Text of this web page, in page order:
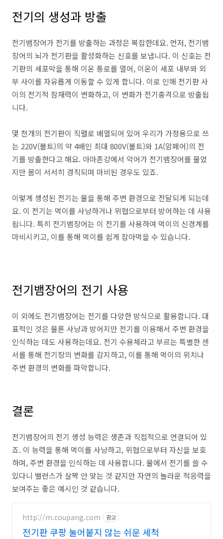
전기의 생성과 방출
전기뱀장어가 전기를 방출하는 과정은 복잡한데요. 먼저, 전기뱀
장어의 뇌가 전기판을 활성화하는 신호를 보냅니다. 이 신호는 전
기판의 세포막을 통해 이온 통로를 열어, 이온이 세포 내부와 외
부 사이를 자유롭게 이동할 수 있게 합니다. 이로 인해 전기판 사
이의 전기적 잠재력이 변화하고, 이 변화가 전기충격으로 방출됩
니다.
몇 천개의 전기판이 직렬로 배열되어 있어 우리가 가정용으로 쓰
는 220V(볼트)의 약 4배인 최대 800V(볼트)와 1A(암페어)의 전
기를 방출한다고 해요. 아마존강에서 악어가 전기뱀장어를 물었
지만 몸이 서서히 경직되며 마비된 경우도 있죠.
이렇게 생성된 전기는 물을 통해 주변 환경으로 전달되게 되는데
요. 이 전기는 먹이를 사냥하거나 위협으로부터 방어하는 데 사용
됩니다. 특히 전기뱀장어는 이 전기를 사용하여 먹이의 신경계를
마비시키고, 이를 통해 먹이를 쉽게 잡아먹을 수 있습니다.
전기뱀장어의 전기 사용
이 외에도 전기뱀장어는 전기를 다양한 방식으로 활용합니다. 대
표적인 것은 물론 사냥과 방어지만 전기를 이용해서 주변 환경을
인식하는 데도 사용하는데요. 전기 수용체라고 부르는 특별한 센
서를 통해 전기장의 변화를 감지하고, 이를 통해 먹이의 위치나
주변 환경의 변화를 파악합니다.
결론
전기뱀장어의 전기 생성 능력은 생존과 직접적으로 연결되어 있
죠. 이 능력을 통해 먹이를 사냥하고, 위협으로부터 자신을 보호
하며, 주변 환경을 인식하는 데 사용합니다. 물에서 전기를 쓸 수
있다니 밸런스가 살짝 안 맞는 것 같지만 자연의 놀라운 적응력을
보여주는 좋은 예시인 것 같습니다.
http://m.coupang.com 광고
전기판 쿠팡 눌어붙지 않는 쉬운 세척